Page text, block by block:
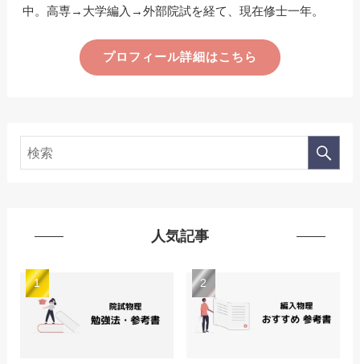
中。高専→大学編入→外部院試を経て、現在修士一年。
プロフィール詳細はこちら
人気記事